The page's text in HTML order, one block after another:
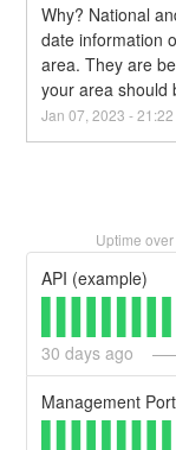
Why? National
date information
area. They are
your area should
Jan07 ,2023 -21:22
Uptime
API (example)
30 days ago